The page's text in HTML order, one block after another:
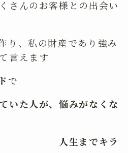
さんのお客様との出会い
り、私の財産であり強み
言えます
で
いた人が、悩みがなくな
でキラ